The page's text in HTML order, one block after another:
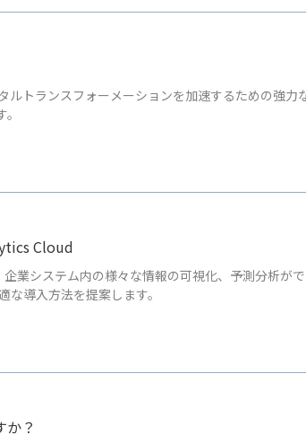
トランスフォーメーションを加速するための強力
Cloud
業システム内の様々な情報の可視化、予測分析が
導入方法を提案します。
？